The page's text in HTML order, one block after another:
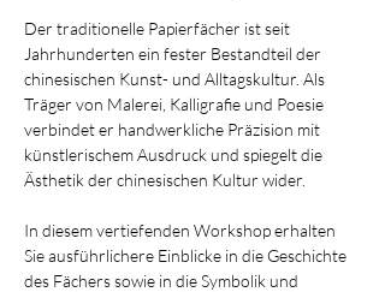
Der traditionelle Papierfächer ist seit
Jahrhunderten ein fester Bestandteil der
chinesischen Kunst- und Alltagskultur. Als
Träger von Malerei, Kalligrafie und Poesie
verbindet er handwerkliche Präzision mit
künstlerischem Ausdruck und spiegelt die
Ästhetik der chinesischen Kultur wider.
In diesem vertiefenden Workshop erhalten
Sie ausführlichere Einblicke in die Geschichte
des Fächers sowie in die Symbolik und